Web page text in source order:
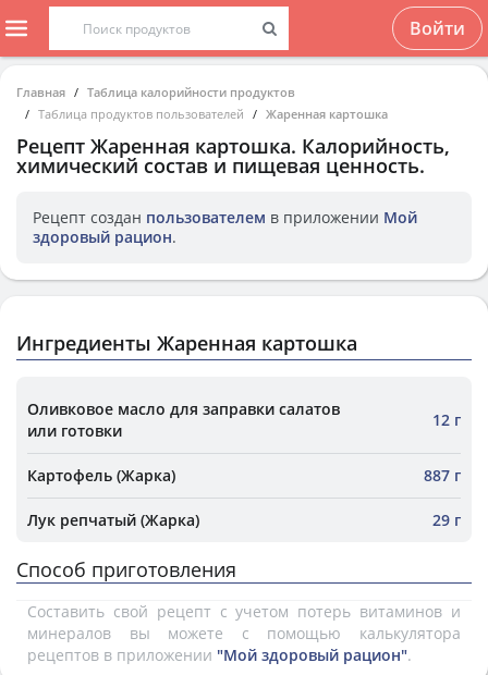
Войти
Главная
Таблица калорийности продуктов
Таблица продуктов пользователей
Жаренная картошка
Рецепт Жаренная картошка. Калорийность,
химический состав и пищевая ценность.
Рецепт создан пользователем в приложении Мой
здоровый рацион.
Ингредиенты Жаренная картошка
Оливковое масло для заправки салатов
или готовки
12 г
Картофель (Жарка) 887 г
Лук репчатый (Жарка) 29 г
Способ приготовления
Составить свой рецепт с учетом потерь витаминов и
минералов вы можете с помощью калькулятора
рецептов в приложении "Мой здоровый рацион".